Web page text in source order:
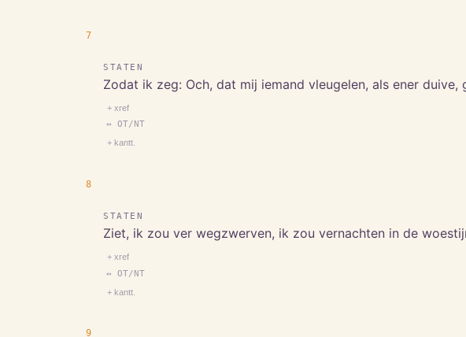
7
STATEN
Zodat ik zeg: Och, dat mij iemand vleugelen, als ener
+ xref
↔ OT/NT
+ kantt.
8
STATEN
Ziet, ik zou ver wegzwerven, ik zou vernachten in de
+ xref
↔ OT/NT
+ kantt.
9